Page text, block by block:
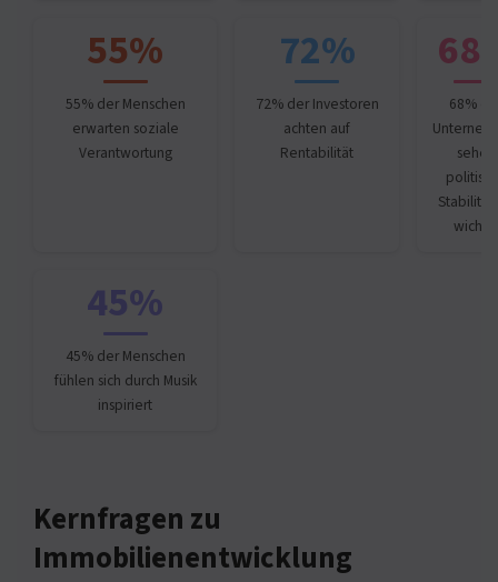
55%
55% der Menschen
erwarten soziale
Verantwortung
72%
72% der Investoren
achten auf
Rentabilität
68%
sehen
Stabilität
wichtig
45%
45% der Menschen
fühlen sich durch Musik
inspiriert
Kernfragen zu
Immobilienentwicklung